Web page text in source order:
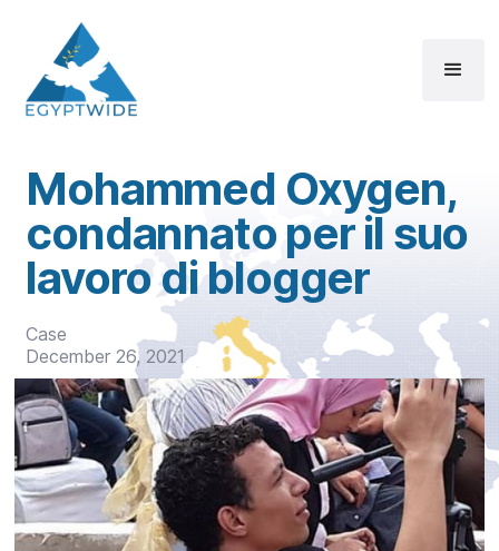
Mohammed Oxygen,
condannato per il suo
lavoro di blogger
Case
December 26, 2021